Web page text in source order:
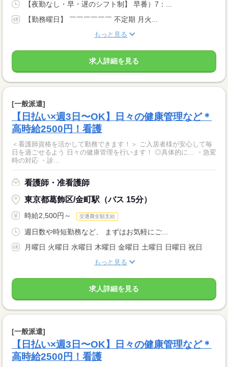
【夜勤なし・早・遅のシフト制】 早番）7：...
【勤務曜日】 ￣￣￣￣￣￣ 不定期 月火...
もっと見る
求人詳細を見る
[一般派遣]
【日払い×週3日〜OK】日々の健康管理など＊
高時給2500円！看護
＜看護師資格を活かして勤務できます！＞ ご入居者様が安心して毎
日を過ごせるよう 日々の健康管理を行います！ ◎具体的に… ・急変
時の対応 ・診...
看護師・准看護師
東京都葛飾区/金町駅（バス 15分）
時給2,500円～ 交通費全額支給
週日数や時短勤務など、 まずはお気軽にご...
月曜日 火曜日 水曜日 木曜日 金曜日 土曜日 日曜日 祝日
もっと見る
求人詳細を見る
[一般派遣]
【日払い×週3日〜OK】日々の健康管理など＊
高時給2500円！看護